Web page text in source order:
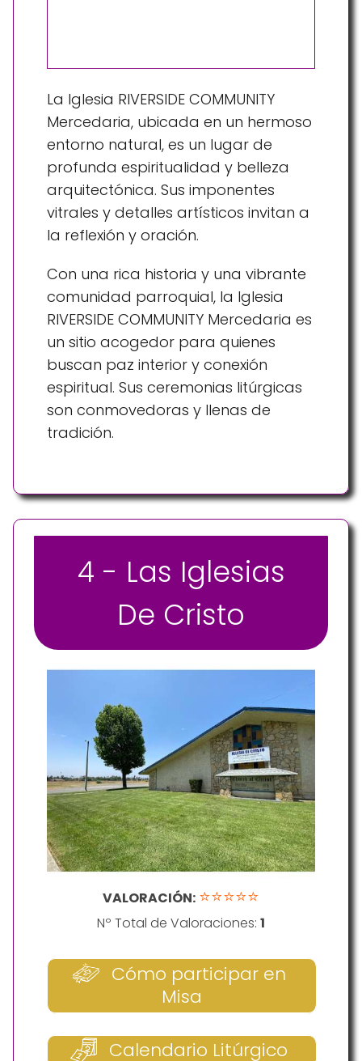
La Iglesia RIVERSIDE COMMUNITY
Mercedaria, ubicada en un hermoso
entorno natural, es un lugar de
profunda espiritualidad y belleza
arquitectónica. Sus imponentes
vitrales y detalles artísticos invitan a
la reflexión y oración.
Con una rica historia y una vibrante
comunidad parroquial, la Iglesia
RIVERSIDE COMMUNITY Mercedaria es
un sitio acogedor para quienes
buscan paz interior y conexión
espiritual. Sus ceremonias litúrgicas
son conmovedoras y llenas de
tradición.
4 - Las Iglesias
De Cristo
VALORACIÓN: ⭐⭐⭐⭐⭐
Nº Total de Valoraciones: 1
Cómo participar en
Misa
Calendario Litúrgico